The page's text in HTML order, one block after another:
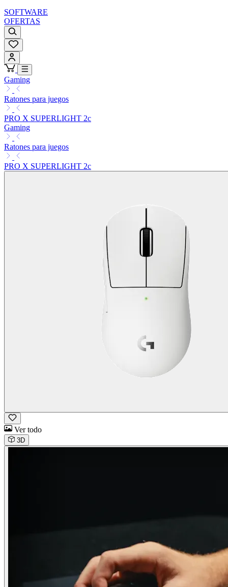
SOFTWARE
OFERTAS
Gaming
Ratones para juegos
PRO X SUPERLIGHT 2c
Gaming
Ratones para juegos
PRO X SUPERLIGHT 2c
Ver todo
3D